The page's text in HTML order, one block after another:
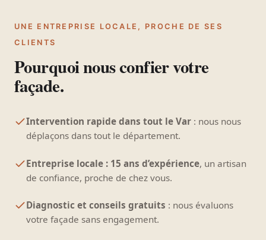
UNE ENTREPRISE LOCALE, PROCHE DE SES
CLIENTS
Pourquoi nous confier votre
façade.
Intervention rapide dans tout le Var : nous nous
déplaçons dans tout le département.
Entreprise locale : 15 ans d’expérience, un artisan
de confiance, proche de chez vous.
Diagnostic et conseils gratuits : nous évaluons
votre façade sans engagement.